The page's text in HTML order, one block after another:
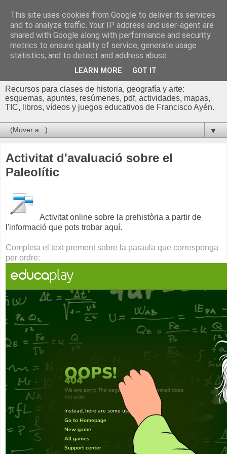
Profesor Francisco |
Recursos de Geografía,
Historia y Arte
Recursos para clases de historia, geografía y arte:
esquemas, apuntes, resúmenes, pdf, actividades, mapas,
TIC, libros, vídeos y juegos educativos de Francisco Ayén.
▼
Activitat d'avaluació sobre el
Paleolític
Activitat online sobre la prehistòria a partir de
l'informació que pots trobar aquí.
Completa el text prement sobre la paraula que corresponga
per ordre:
This site uses cookies from Google to deliver its services
and to analyze traffic. Your IP address and user-agent are
shared with Google along with performance and security
metrics to ensure quality of service, generate usage
statistics, and to detect and address abuse.
LEARN MORE GOT IT